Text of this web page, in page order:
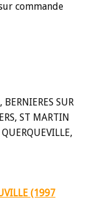
commande
SUR
ST MARTIN
(1997